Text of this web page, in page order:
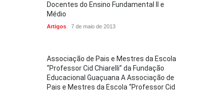
Docentes do Ensino Fundamental II e
Médio
Artigos 7 de maio de 2013
Associação de Pais e Mestres da Escola
“Professor Cid Chiarelli” da Fundação
Educacional Guaçuana A Associação de
Pais e Mestres da Escola “Professor Cid